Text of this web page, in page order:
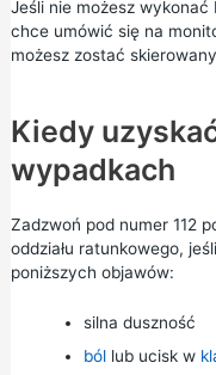
Jeśli nie możesz wykonać
chce umówić się na
możesz zostać
Kiedy
wypadkach
Zadzwoń pod numer 112
oddziału ratunkowego,
poniższych objawów:
silna duszność
bóllub ucisk w